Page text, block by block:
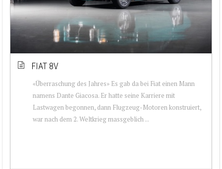
FIAT 8V
«Überraschung des Jahres» Es gab da bei Fiat einen Mann
namens Dante Giacosa. Er hatte seine Karriere mit
Lastwagen begonnen, dann Flugzeug-Motoren konstruiert,
war nach dem 2. Weltkrieg massgeblich ...